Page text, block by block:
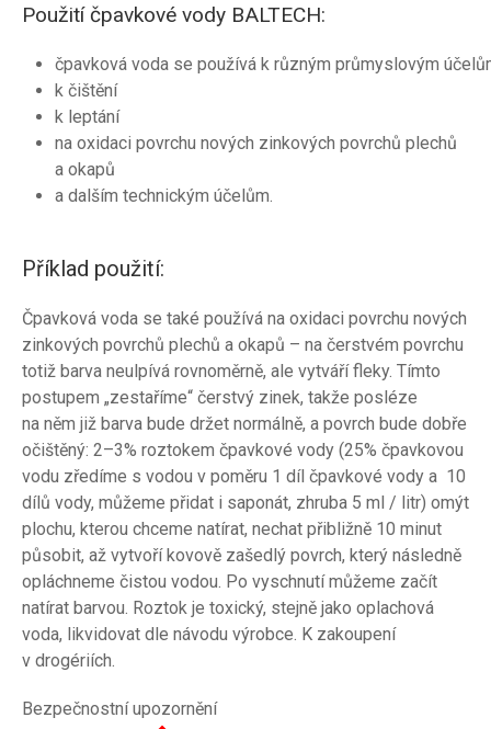
Použití čpavkové vody BALTECH:
čpavková voda se používá k různým průmyslovým
k čištění
k leptání
na oxidaci povrchu nových zinkových povrchů plechů
a okapů
a dalším technickým účelům.
Příklad použití:
Čpavková voda se také používá na oxidaci povrchu nových
zinkových povrchů plechů a okapů – na čerstvém povrchu
totiž barva neulpívá rovnoměrně, ale vytváří fleky. Tímto
postupem „zestaříme“ čerstvý zinek, takže posléze
na něm již barva bude držet normálně, a povrch bude dobře
očištěný: 2–3% roztokem čpavkové vody (25% čpavkovou
vodu zředíme s vodou v poměru 1 díl čpavkové vody a 10
dílů vody, můžeme přidat i saponát, zhruba 5 ml / litr) omýt
plochu, kterou chceme natírat, nechat přibližně 10 minut
působit, až vytvoří kovově zašedlý povrch, který následně
opláchneme čistou vodou. Po vyschnutí můžeme začít
natírat barvou. Roztok je toxický, stejně jako oplachová
voda, likvidovat dle návodu výrobce. K zakoupení
v drogériích.
Bezpečnostní upozornění